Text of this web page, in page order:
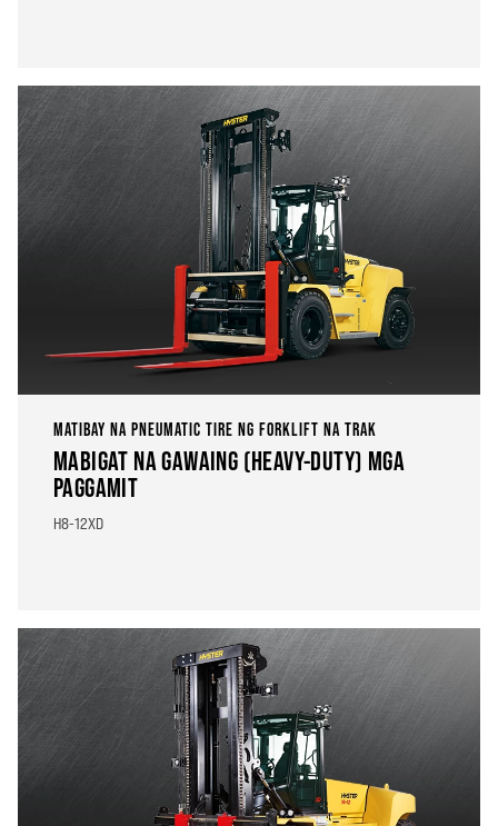
MATIBAY NA PNEUMATIC TIRE NG FORKLIFT NA TRAK
MABIGAT NA GAWAING (HEAVY-DUTY) MGA
PAGGAMIT
H8-12XD